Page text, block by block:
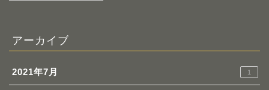
アーカイブ
2021年7月 1